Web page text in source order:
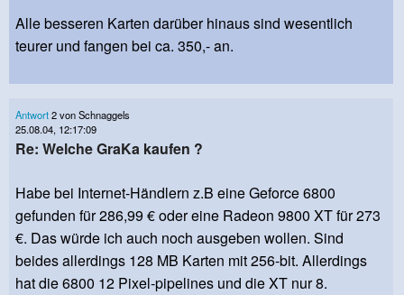
Alle besseren Karten darüber hinaus sind wesentlich
teurer und fangen bei ca. 350,- an.
Antwort2 von Schnaggels
25.08.04, 12:17:09
Re: Welche GraKa kaufen ?
Habe bei Internet-Händlern z.B eine Geforce 6800
gefunden für 286,99 € oder eine Radeon 9800 XT für 273
€. Das würde ich auch noch ausgeben wollen. Sind
beides allerdings 128 MB Karten mit 256-bit. Allerdings
hat die 6800 12 Pixel-pipelines und die XT nur 8.